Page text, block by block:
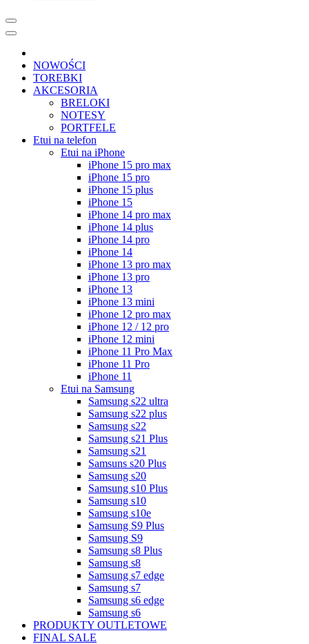
NOWOŚCI
TOREBKI
AKCESORIA
BRELOKI
NOTESY
PORTFELE
Etui na telefon
Etui na iPhone
iPhone 15 pro max
iPhone 15 pro
iPhone 15 plus
iPhone 15
iPhone 14 pro max
iPhone 14 plus
iPhone 14 pro
iPhone 14
iPhone 13 pro max
iPhone 13 pro
iPhone 13
iPhone 13 mini
iPhone 12 pro max
iPhone 12 / 12 pro
iPhone 12 mini
iPhone 11 Pro Max
iPhone 11 Pro
iPhone 11
Etui na Samsung
Samsung s22 ultra
Samsung s22 plus
Samsung s22
Samsung s21 Plus
Samsung s21
Samsuns s20 Plus
Samsung s20
Samsung s10 Plus
Samsung s10
Samsung s10e
Samsung S9 Plus
Samsung S9
Samsung s8 Plus
Samsung s8
Samsung s7 edge
Samsung s7
Samsung s6 edge
Samsung s6
PRODUKTY OUTLETOWE
FINAL SALE